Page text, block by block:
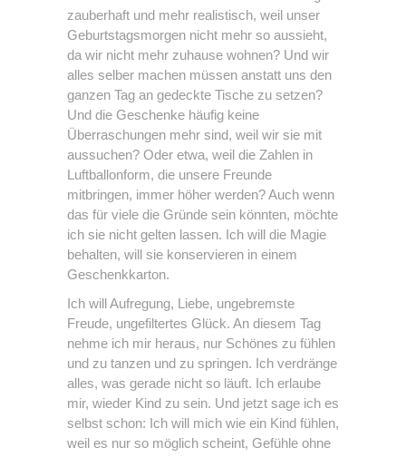
zauberhaft und mehr realistisch, weil unser
Geburtstagsmorgen nicht mehr so aussieht,
da wir nicht mehr zuhause wohnen? Und wir
alles selber machen müssen anstatt uns den
ganzen Tag an gedeckte Tische zu setzen?
Und die Geschenke häufig keine
Überraschungen mehr sind, weil wir sie mit
aussuchen? Oder etwa, weil die Zahlen in
Luftballonform, die unsere Freunde
mitbringen, immer höher werden? Auch wenn
das für viele die Gründe sein könnten, möchte
ich sie nicht gelten lassen. Ich will die Magie
behalten, will sie konservieren in einem
Geschenkkarton.
Ich will Aufregung, Liebe, ungebremste
Freude, ungefiltertes Glück. An diesem Tag
nehme ich mir heraus, nur Schönes zu fühlen
und zu tanzen und zu springen. Ich verdränge
alles, was gerade nicht so läuft. Ich erlaube
mir, wieder Kind zu sein. Und jetzt sage ich es
selbst schon: Ich will mich wie ein Kind fühlen,
weil es nur so möglich scheint, Gefühle ohne